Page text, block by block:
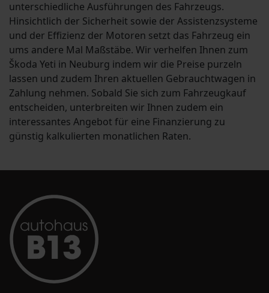
unterschiedliche Ausführungen des Fahrzeugs.
Hinsichtlich der Sicherheit sowie der Assistenzsysteme
und der Effizienz der Motoren setzt das Fahrzeug ein
ums andere Mal Maßstäbe. Wir verhelfen Ihnen zum
Škoda Yeti in Neuburg indem wir die Preise purzeln
lassen und zudem Ihren aktuellen Gebrauchtwagen in
Zahlung nehmen. Sobald Sie sich zum Fahrzeugkauf
entscheiden, unterbreiten wir Ihnen zudem ein
interessantes Angebot für eine Finanzierung zu
günstig kalkulierten monatlichen Raten.